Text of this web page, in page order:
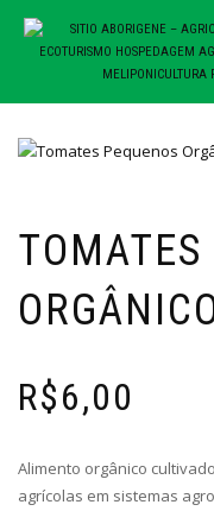
TOMATES
R$6,00
Alimento orgânico
agrícolas em sistemas